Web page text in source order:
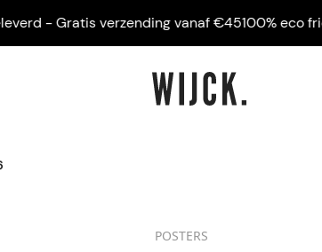
- Gratis verzending vanaf €45100% eco
POSTERS